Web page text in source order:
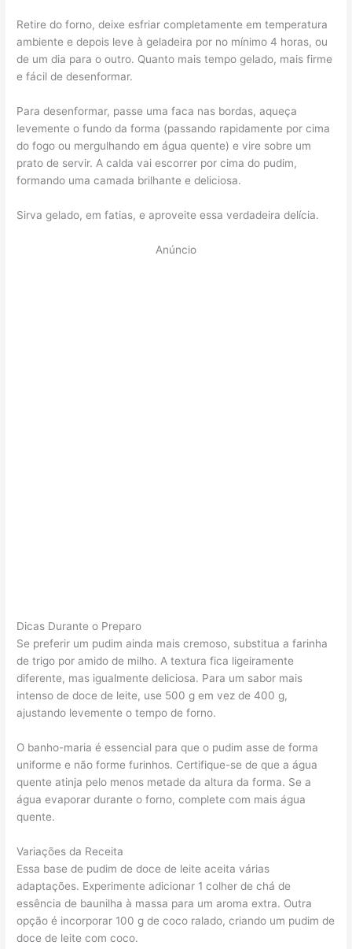
Retire do forno, deixe esfriar completamente em temperatura
ambiente e depois leve à geladeira por no mínimo 4 horas, ou
de um dia para o outro. Quanto mais tempo gelado, mais firme
e fácil de desenformar.
Para desenformar, passe uma faca nas bordas, aqueça
levemente o fundo da forma (passando rapidamente por cima
do fogo ou mergulhando em água quente) e vire sobre um
prato de servir. A calda vai escorrer por cima do pudim,
formando uma camada brilhante e deliciosa.
Sirva gelado, em fatias, e aproveite essa verdadeira delícia.
Anúncio
Dicas Durante o Preparo
Se preferir um pudim ainda mais cremoso, substitua a farinha
de trigo por amido de milho. A textura fica ligeiramente
diferente, mas igualmente deliciosa. Para um sabor mais
intenso de doce de leite, use 500 g em vez de 400 g,
ajustando levemente o tempo de forno.
O banho-maria é essencial para que o pudim asse de forma
uniforme e não forme furinhos. Certifique-se de que a água
quente atinja pelo menos metade da altura da forma. Se a
água evaporar durante o forno, complete com mais água
quente.
Variações da Receita
Essa base de pudim de doce de leite aceita várias
adaptações. Experimente adicionar 1 colher de chá de
essência de baunilha à massa para um aroma extra. Outra
opção é incorporar 100 g de coco ralado, criando um pudim de
doce de leite com coco.